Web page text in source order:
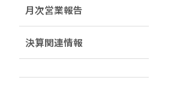
月次営業報告
決算関連情報